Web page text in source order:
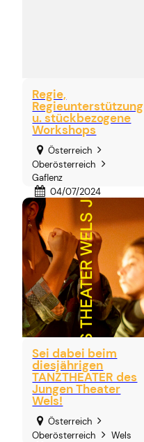
Regie,
Regieunterstützung
u. stückbezogene
Workshops
Österreich
Oberösterreich
Gaflenz
04/07/2024
Sei dabei beim
diesjährigen
TANZTHEATER des
Jungen Theater
Wels!
Österreich
Oberösterreich
Wels